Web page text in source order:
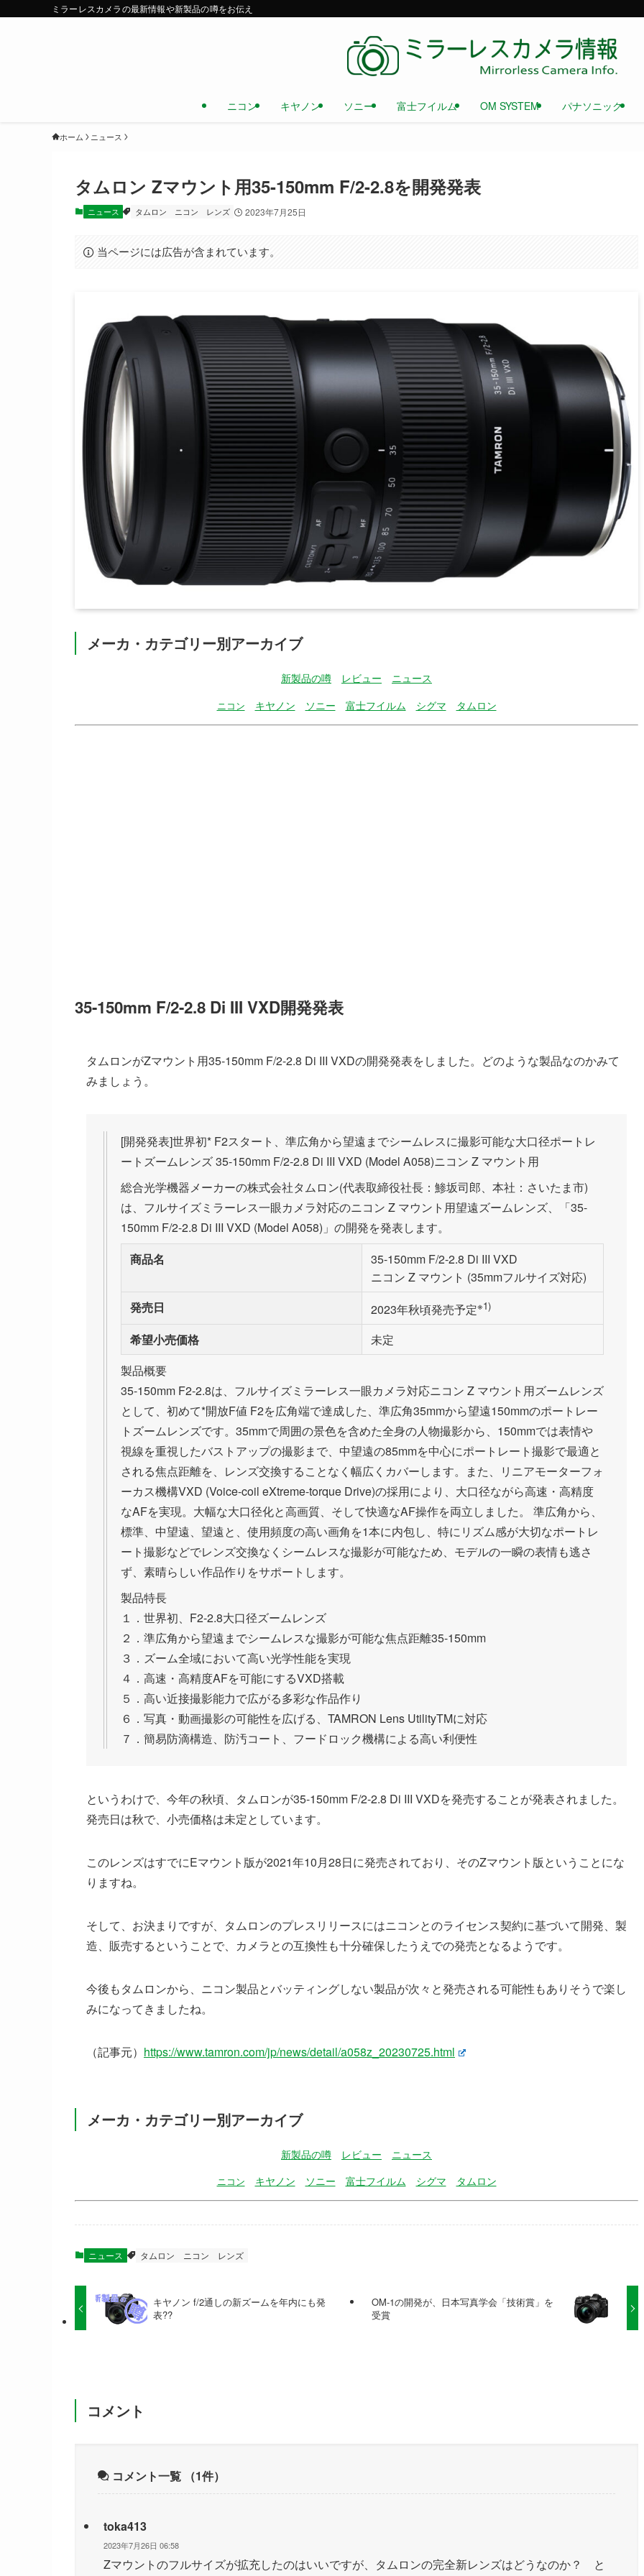
ミラーレスカメラの最新情報や新製品の噂をお伝え
ニコン キヤノン ソニー 富士フイルム OM SYSTEM パナソニック
ホーム ニュース
タムロン Zマウント用35-150mm F/2-2.8を開発発表
ニュース タムロン ニコン レンズ 2023年7月25日
当ページには広告が含まれています。
メーカ・カテゴリー別アーカイブ
新製品の噂 レビュー ニュース
ニコン キヤノン ソニー 富士フイルム シグマ タムロン
35-150mm F/2-2.8 Di III VXD開発発表
タムロンがZマウント用35-150mm F/2-2.8 Di III VXDの開発発表をしました。どのような製品なのかみて
みましょう。
[開発発表]世界初* F2スタート、準広角から望遠までシームレスに撮影可能な大口径ポートレ
ートズームレンズ 35-150mm F/2-2.8 Di III VXD (Model A058)ニコン Z マウント用
総合光学機器メーカーの株式会社タムロン(代表取締役社長：鯵坂司郎、本社：さいたま市)
は、フルサイズミラーレス一眼カメラ対応のニコン Z マウント用望遠ズームレンズ、「35-
150mm F/2-2.8 Di III VXD (Model A058)」の開発を発表します。
商品名
35-150mm F/2-2.8 Di III VXD
ニコン Z マウント (35mmフルサイズ対応)
発売日
2023年秋頃発売予定※1)
希望小売価格
未定
製品概要
35-150mm F2-2.8は、フルサイズミラーレス一眼カメラ対応ニコン Z マウント用ズームレンズ
として、初めて*開放F値 F2を広角端で達成した、準広角35mmから望遠150mmのポートレー
トズームレンズです。35mmで周囲の景色を含めた全身の人物撮影から、150mmでは表情や
視線を重視したバストアップの撮影まで、中望遠の85mmを中心にポートレート撮影で最適と
される焦点距離を、レンズ交換することなく幅広くカバーします。また、リニアモーターフォ
ーカス機構VXD (Voice-coil eXtreme-torque Drive)の採用により、大口径ながら高速・高精度
なAFを実現。大幅な大口径化と高画質、そして快適なAF操作を両立しました。 準広角から、
標準、中望遠、望遠と、使用頻度の高い画角を1本に内包し、特にリズム感が大切なポートレ
ート撮影などでレンズ交換なくシームレスな撮影が可能なため、モデルの一瞬の表情も逃さ
ず、素晴らしい作品作りをサポートします。
製品特長
１．世界初、F2-2.8大口径ズームレンズ
２．準広角から望遠までシームレスな撮影が可能な焦点距離35-150mm
３．ズーム全域において高い光学性能を実現
４．高速・高精度AFを可能にするVXD搭載
５．高い近接撮影能力で広がる多彩な作品作り
６．写真・動画撮影の可能性を広げる、TAMRON Lens UtilityTMに対応
７．簡易防滴構造、防汚コート、フードロック機構による高い利便性
というわけで、今年の秋頃、タムロンが35-150mm F/2-2.8 Di III VXDを発売することが発表されました。
発売日は秋で、小売価格は未定としています。
このレンズはすでにEマウント版が2021年10月28日に発売されており、そのZマウント版ということにな
りますね。
そして、お決まりですが、タムロンのプレスリリースにはニコンとのライセンス契約に基づいて開発、製
造、販売するということで、カメラとの互換性も十分確保したうえでの発売となるようです。
今後もタムロンから、ニコン製品とバッティングしない製品が次々と発売される可能性もありそうで楽し
みになってきましたね。
（記事元） https://www.tamron.com/jp/news/detail/a058z_20230725.html
メーカ・カテゴリー別アーカイブ
新製品の噂 レビュー ニュース
ニコン キヤノン ソニー 富士フイルム シグマ タムロン
ニュース タムロン ニコン レンズ
キヤノン f/2通しの新ズームを年内にも発
表??
OM-1の開発が、日本写真学会「技術賞」を
受賞
コメント
コメント一覧 （1件）
toka413
2023年7月26日 06:58
Zマウントのフルサイズが拡充したのはいいですが、タムロンの完全新レンズはどうなのか？ と